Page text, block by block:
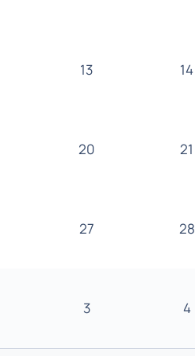
13 14
20 21
27 28
3 4